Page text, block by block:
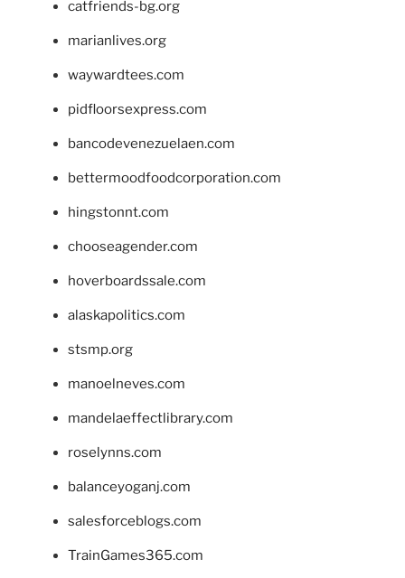
catfriends-bg.org
marianlives.org
waywardtees.com
pidfloorsexpress.com
bancodevenezuelaen.com
bettermoodfoodcorporation.com
hingstonnt.com
chooseagender.com
hoverboardssale.com
alaskapolitics.com
stsmp.org
manoelneves.com
mandelaeffectlibrary.com
roselynns.com
balanceyoganj.com
salesforceblogs.com
TrainGames365.com